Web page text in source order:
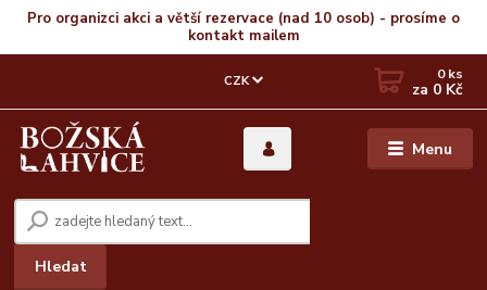
Pro organizci akci a větší rezervace (nad 10 osob) - prosíme o
kontakt mailem
Menu
CZK
Hledat
0ks
za 0 Kč